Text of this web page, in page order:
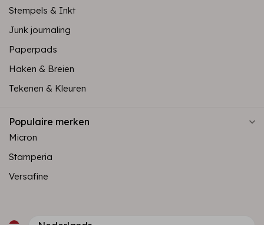
Stempels & Inkt
Junk journaling
Paperpads
Haken & Breien
Tekenen & Kleuren
Populaire merken
Micron
Stamperia
Versafine